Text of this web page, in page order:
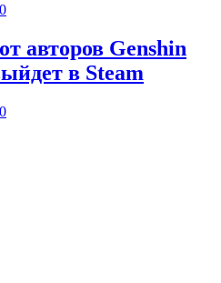
0
авторов Genshin
в Steam
0